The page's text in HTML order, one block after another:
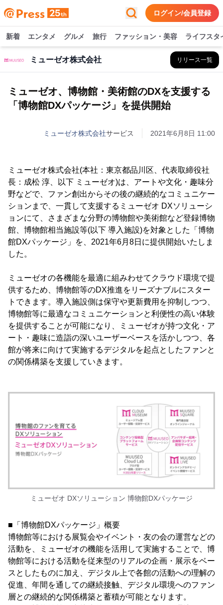
ログイン/会員登録
新着 エンタメ グルメ 旅行 ファッション・美容 ライフスタ
ミューゼオ株式会社 リリース一覧
ミューゼオ、博物館・美術館のDXを支援する
「博物館DXパッケージ」を提供開始
ミューゼオ株式会社サービス 2021年6月8日 11:00
ミューゼオ株式会社(本社：東京都品川区、代表取締役社
長：成松 淳、以下 ミューゼオ)は、アートや文化・趣味分
野などで、ファン創出からその後の継続的なコミュニケー
ションまで、一貫して支援するミューゼオ DXソリューシ
ョンにて、さまざまな分野の博物館や美術館など登録博物
館、博物館相当施設等(以下 導入施設)を対象とした「博物
館DXパッケージ」を、2021年6月8日に提供開始いたしま
した。
ミューゼオの各機能を最適に組みわせてクラウド環境で提
供するため、博物館等のDX推進をリーズナブルにスター
トできます。導入施設側は保守や更新費用を抑制しつつ、
博物館等に最適なコミュニケーションと利便性の高い体験
を提供することが可能になり、ミューゼオが持つ文化・ア
ート・趣味に造詣の深いユーザーベースを活かしつつ、各
館が将来に向けて実施するデジタルを起点としたファンと
の関係構築を支援していきます。
ミューゼオ DXソリューション 博物館DXパッケージ
■「博物館DXパッケージ」概要
博物館等における展覧会やイベント・友の会の運営などの
活動を、ミューゼオの機能を活用して実施することで、博
物館等における活動を従来型のリアルの企画・展示をベー
スとしたものに加え、デジタル上で各館の活動への理解の
促進、年間を通しての継続接触、デジタル環境へのファン
層との継続的な関係構築と蓄積が可能となります。